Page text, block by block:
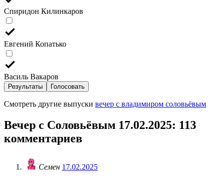
Спиридон Килинкаров
Евгений Копатько
Василь Вакаров
Результаты Голосовать
Смотреть другие выпуски вечер с владимиром соловьёвым
Вечер с Соловьёвым 17.02.2025: 113
комментариев
Семен 17.02.2025